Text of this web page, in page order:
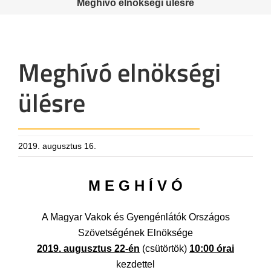
Meghívó elnökségi ülésre
Meghívó elnökségi
ülésre
2019. augusztus 16.
M E G H Í V Ó
A Magyar Vakok és Gyengénlátók Országos
Szövetségének Elnöksége
2019. augusztus 22-én (csütörtök) 10:00 órai
kezdettel